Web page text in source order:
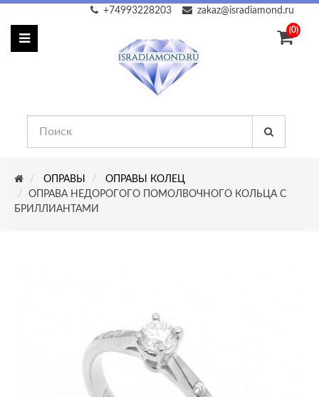
zakaz@isradiamond.ru
+74993228203
(0)
ОПРАВЫ
ОПРАВЫ КОЛЕЦ
ОПРАВА НЕДОРОГОГО ПОМОЛВОЧНОГО КОЛЬЦА С
БРИЛЛИАНТАМИ